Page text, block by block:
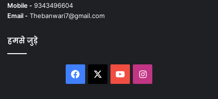
Mobile - 9343496604
Email - Thebanwari7@gmail.com
हमसे जुड़े
Facebook YouTubeInstagram